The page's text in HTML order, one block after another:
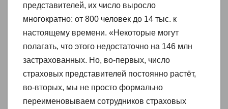
представителей, их число выросло
многократно: от 800 человек до 14 тыс. к
настоящему времени. «Некоторые могут
полагать, что этого недостаточно на 146 млн
застрахованных. Но, во-первых, число
страховых представителей постоянно растёт,
во-вторых, мы не просто формально
переименовываем сотрудников страховых